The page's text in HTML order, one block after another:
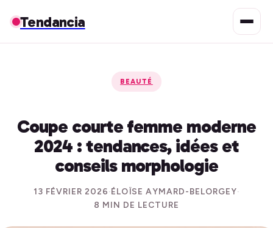
Tendancia
BEAUTÉ
Coupe courte femme moderne
2024 : tendances, idées et
conseils morphologie
13 FÉVRIER 2026·ÉLOÏSE AYMARD-BELORGEY·
8 MIN DE LECTURE